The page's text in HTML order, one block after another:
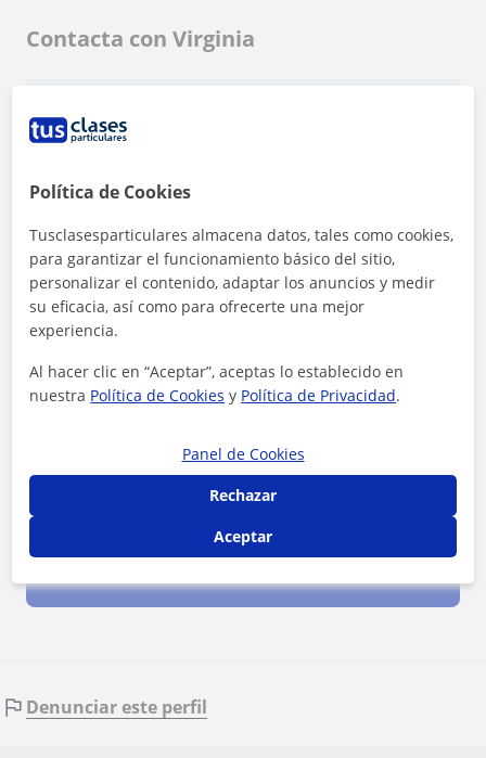
Contacta con Virginia
1ª clase gratis
Al hacer clic, aceptas nuestro
Denunciar este perfil
Política de Cookies
Tusclasesparticulares almacena datos, tales como cookies,
para garantizar el funcionamiento básico del sitio,
personalizar el contenido, adaptar los anuncios y medir
su eficacia, así como para ofrecerte una mejor
experiencia.
Al hacer clic en “Aceptar”, aceptas lo establecido en
nuestra Política de Cookies y Política de Privacidad.
Panel de Cookies
Rechazar
Aceptar